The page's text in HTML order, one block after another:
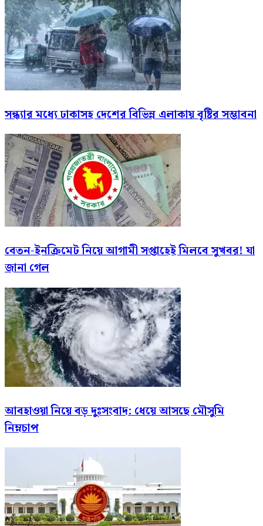
সন্ধ্যার মধ্যে ঢাকাসহ দেশের বিভিন্ন এলাকায় বৃষ্টির সম্ভাবনা
বেতন-ইনক্রিমেট নিয়ে আগামী সপ্তাহেই মিলবে সুখবর! যা
জানা গেল
আবহাওয়া নিয়ে বড় দুঃসংবাদ: ধেয়ে আসছে মৌসুমি
নিম্নচাপ